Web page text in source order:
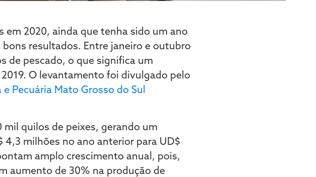
2020, ainda que tenha sido um ano
bons resultados. Entre janeiro e outubro
de pescado, o que significa um
O levantamento foi divulgado pelo
Pecuária Mato Grosso do Sul
quilos de peixes, gerando um
4,3 milhões no ano anterior para UD$
amplo crescimento anual, pois,
aumento de 30% na produção de